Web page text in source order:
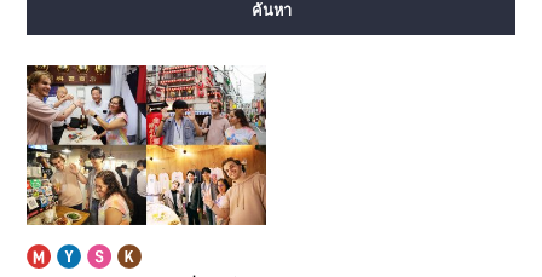
สายอิมาซาโตะซุจิ สายนิวแทรม
ค้นหา